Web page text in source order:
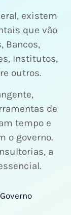
existem
que vão
Bancos,
Institutos,
outros.
de
tempo e
o governo.
a